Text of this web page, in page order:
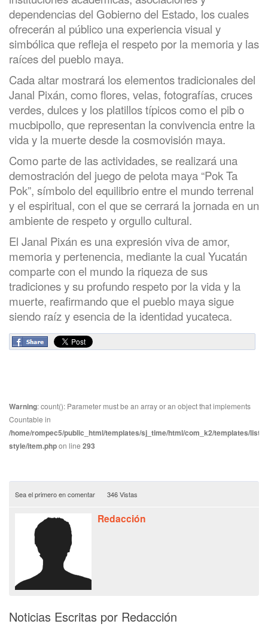
dependencias del Gobierno del Estado, los cuales
ofrecerán al público una experiencia visual y
simbólica que refleja el respeto por la memoria y las
raíces del pueblo maya.
Cada altar mostrará los elementos tradicionales del
Janal Pixán, como flores, velas, fotografías, cruces
verdes, dulces y los platillos típicos como el pib o
mucbipollo, que representan la convivencia entre la
vida y la muerte desde la cosmovisión maya.
Como parte de las actividades, se realizará una
demostración del juego de pelota maya “Pok Ta
Pok”, símbolo del equilibrio entre el mundo terrenal
y el espiritual, con el que se cerrará la jornada en un
ambiente de respeto y orgullo cultural.
El Janal Pixán es una expresión viva de amor,
memoria y pertenencia, mediante la cual Yucatán
comparte con el mundo la riqueza de sus
tradiciones y su profundo respeto por la vida y la
muerte, reafirmando que el pueblo maya sigue
siendo raíz y esencia de la identidad yucateca.
Warning: count(): Parameter must be an array or an object that implements
Countable in
/home/rompec5/public_html/templates/sj_time/html/com_k2/templates/
style/item.phpon line 293
Sea el primero en comentar 346 Vistas
Redacción
Noticias Escritas por Redacción